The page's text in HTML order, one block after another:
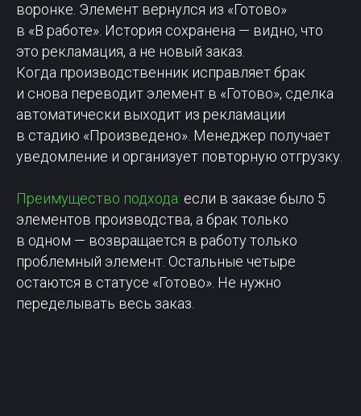
воронке. Элемент вернулся из «Готово»
в «В работе». История сохранена — видно, что
это рекламация, а не новый заказ.
Когда производственник исправляет брак
и снова переводит элемент в «Готово», сделка
автоматически выходит из рекламации
в стадию «Произведено». Менеджер получает
уведомление и организует повторную отгрузку.
Преимущество подхода: если в заказе было 5
элементов производства, а брак только
в одном — возвращается в работу только
проблемный элемент. Остальные четыре
остаются в статусе «Готово». Не нужно
переделывать весь заказ.